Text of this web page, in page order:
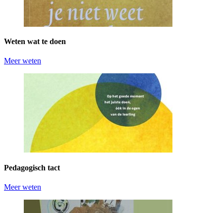
Weten wat te doen
Meer weten
Pedagogisch tact
Meer weten